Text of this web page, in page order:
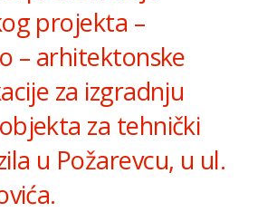
projekta –
– arhitektonske
za izgradnju
za tehnički
u Požarevcu, u ul.